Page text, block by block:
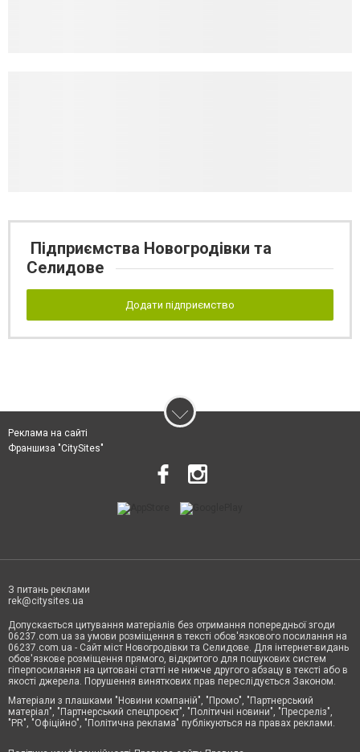
Підприємства Новогродівки та
Селидове
Додати підприємство
Реклама на сайті
Франшиза "CitySites"
З питань реклами
rek@citysites.ua
Допускається цитування матеріалів без отримання попередньої згоди
06237.com.ua за умови розміщення в тексті обов'язкового посилання на
06237.com.ua - Сайт міст Новогродівки та Селидове. Для інтернет-видань
обов'язкове розміщення прямого, відкритого для пошукових систем
гіперпосилання на цитовані статті не нижче другого абзацу в тексті або в
якості джерела. Порушення виняткових прав переслідується Законом.
Матеріали з плашками "Новини компаній", "Промо", "Партнерський
матеріал", "Партнерський спецпроєкт", "Політичні новини", "Пресреліз",
"PR", "Офіційно", "Політична реклама" публікуються на правах реклами.